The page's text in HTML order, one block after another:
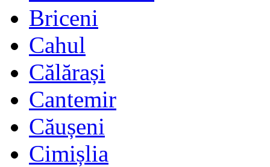
Briceni
Cahul
Călărași
Cantemir
Căușeni
Cimișlia